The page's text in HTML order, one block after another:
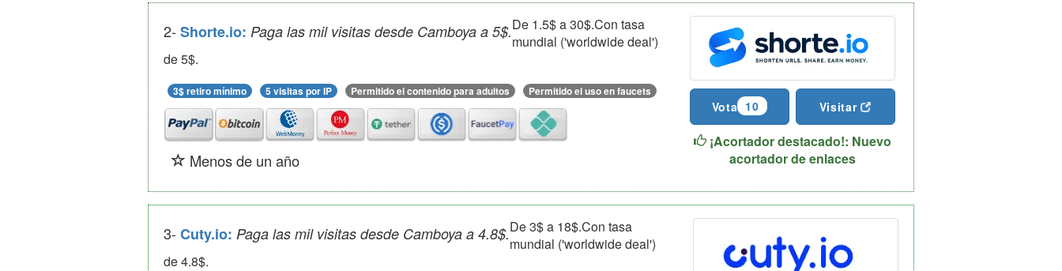
2-Shorte.io:Paga las mil visitas desde Camboya a 5$.
Vota 10 Visitar
¡Acortador destacado!: Nuevo
acortador de enlaces
De 1.5$ a 30$.Con tasa
mundial ('worldwide deal')
de 5$.
3$ retiro mínimo 5 visitas por IP Permitido el contenido para adultos Permitido el uso en faucets
Menos de un año
3-Cuty.io:Paga las mil visitas desde Camboya a 4.8$.De 3$ a 18$.Con tasa
mundial ('worldwide deal')
de 4.8$.